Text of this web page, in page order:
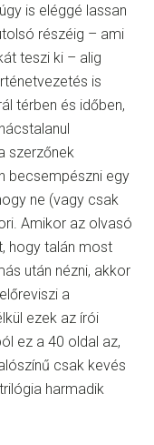
is eléggé lassan
részéig – ami
teszi ki – alig
is
térben és időben,
szerzőnek
becsempészni egy
ne (vagy csak
Amikor az olvasó
hogy talán most
után nézni, akkor
a
ezek az írói
ez a 40 oldal az,
csak kevés
harmadik